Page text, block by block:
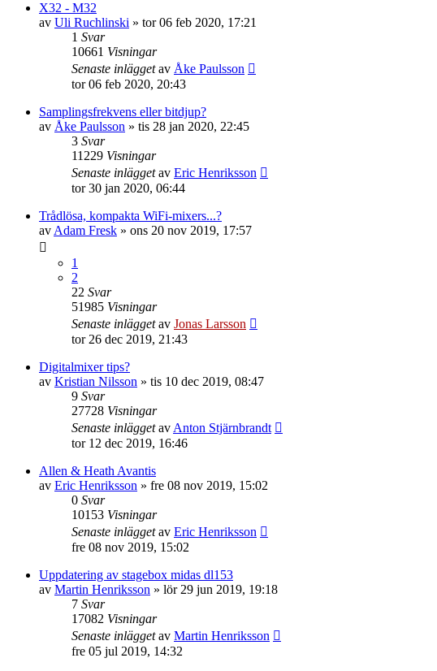
X32 - M32
av Uli Ruchlinski » tor 06 feb 2020, 17:21
1 Svar
10661 Visningar
Senaste inläggetav Åke Paulsson
tor 06 feb 2020, 20:43
Samplingsfrekvens eller bitdjup?
av Åke Paulsson » tis 28 jan 2020, 22:45
3 Svar
11229 Visningar
Senaste inläggetav Eric Henriksson
tor 30 jan 2020, 06:44
Trådlösa, kompakta WiFi-mixers...?
av Adam Fresk » ons 20 nov 2019, 17:57
1
2
22 Svar
51985 Visningar
Senaste inläggetav Jonas Larsson
tor 26 dec 2019, 21:43
Digitalmixer tips?
av Kristian Nilsson » tis 10 dec 2019, 08:47
9 Svar
27728 Visningar
Senaste inläggetav Anton Stjärnbrandt
tor 12 dec 2019, 16:46
Allen & Heath Avantis
av Eric Henriksson » fre 08 nov 2019, 15:02
0 Svar
10153 Visningar
Senaste inläggetav Eric Henriksson
fre 08 nov 2019, 15:02
Uppdatering av stagebox midas dl153
av Martin Henriksson » lör 29 jun 2019, 19:18
7 Svar
17082 Visningar
Senaste inläggetav Martin Henriksson
fre 05 jul 2019, 14:32